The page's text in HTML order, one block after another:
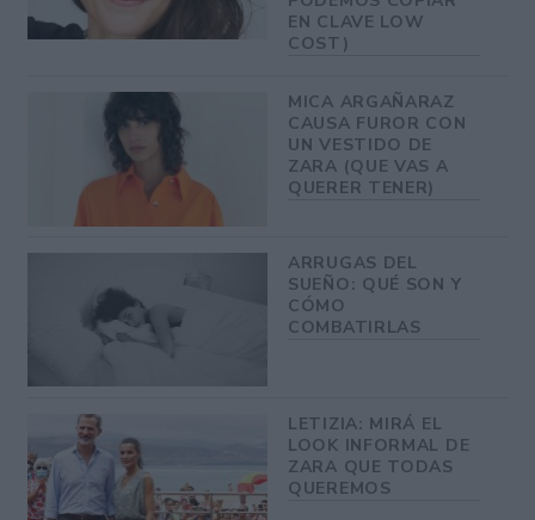
EN CLAVE LOW
COST)
MICA ARGAÑARAZ
CAUSA FUROR CON
UN VESTIDO DE
ZARA (QUE VAS A
QUERER TENER)
ARRUGAS DEL
SUEÑO: QUÉ SON Y
CÓMO
COMBATIRLAS
LETIZIA: MIRÁ EL
LOOK INFORMAL DE
ZARA QUE TODAS
QUEREMOS